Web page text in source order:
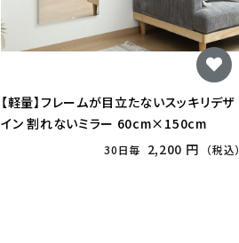
【軽量】フレームが目立たないスッキリデザ
イン 割れないミラー 60cm×150cm
30日毎 2,200 円 （税込）